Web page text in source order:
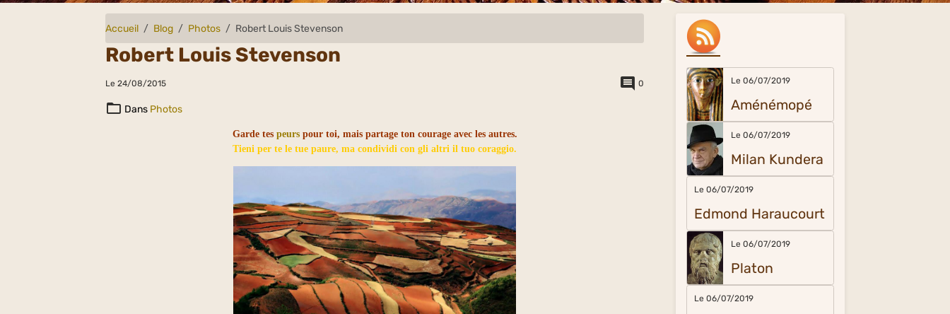
Accueil Blog Photos Robert Louis Stevenson
Robert Louis Stevenson
Le 24/08/2015 0
Dans Photos
Garde tes peurspour toi, mais partage ton courage avec les autres.
Tieni per te le tue paure, ma condividi con gli altri il tuo coraggio.
Le 06/07/2019
Aménémopé
Le 06/07/2019
Milan Kundera
Le 06/07/2019
Edmond Haraucourt
Le 06/07/2019
Platon
Le 06/07/2019